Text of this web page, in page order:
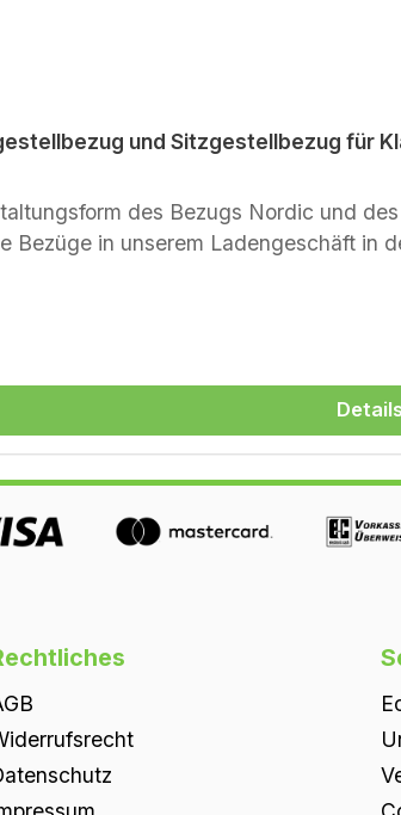
und Sitzgestellbezug für
des Rücken- und Sitzgestellbezugs können Sie sich in der Bildergalerie
Details